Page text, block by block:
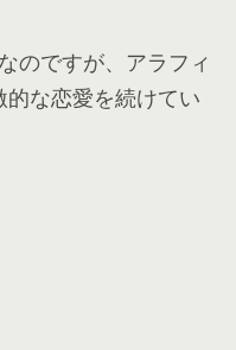
のですが、アラフィ
な恋愛を続けてい